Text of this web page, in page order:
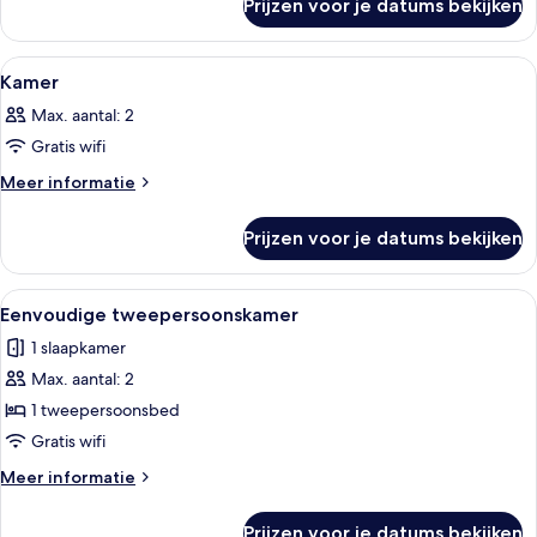
Room
laden
Room,
Non-
smoking
Room
Prijzen voor je datums bekijken
Alle
foto's
voor
Kamer
laden
Een hotelkamer met twee bedden,
1
Kamer
Max. aantal: 2
Gratis wifi
Meer informatie
Meer
Prijzen voor je datums bekijken
Alle
foto's
voor
Eenvoudige
tweepersoonskamer
laden
Een net opgemaakt bed met twee
4
Eenvoudige tweepersoonskamer
1 slaapkamer
Max. aantal: 2
1 tweepersoonsbed
Gratis wifi
Meer informatie
Meer